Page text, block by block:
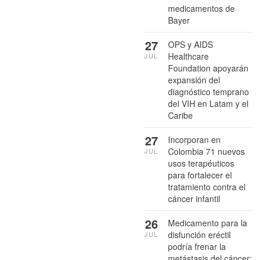
medicamentos de
Bayer
OPS y AIDS
Healthcare
Foundation apoyarán
expansión del
diagnóstico temprano
del VIH en Latam y el
Caribe
27
JUL
Incorporan en
Colombia 71 nuevos
usos terapéuticos
para fortalecer el
tratamiento contra el
cáncer infantil
27
JUL
Medicamento para la
disfunción eréctil
podría frenar la
26
JUL